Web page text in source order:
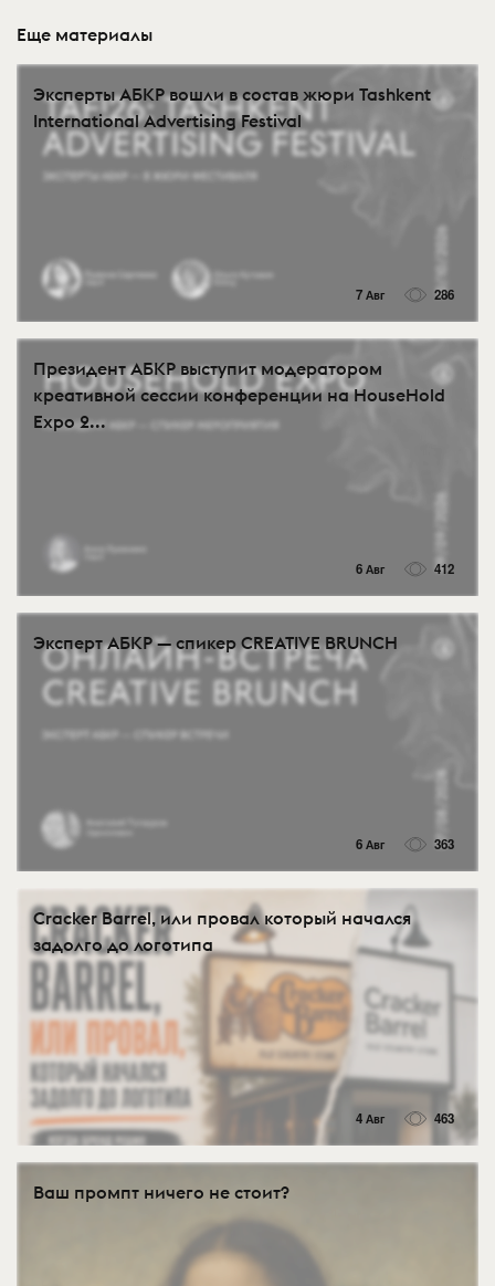
Еще материалы
Эксперты АБКР вошли в состав жюри Tashkent
International Advertising Festival
7 Авг 286
Президент АБКР выступит модератором
креативной сессии конференции на HouseHold
Expo 2...
6 Авг 412
Эксперт АБКР — спикер CREATIVE BRUNCH
6 Авг 363
Cracker Barrel, или провал который начался
задолго до логотипа
4 Авг 463
Ваш промпт ничего не стоит?